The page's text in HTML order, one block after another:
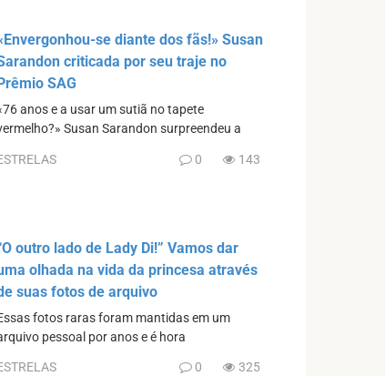
se diante dos fãs!» Susan
criticada por seu traje no
SAG
anos e a usar um sutiã no tapete
Susan Sarandon surpreendeu a
0 143
outro lado de Lady Di!” Vamos dar
olhada na vida da princesa através
suas fotos de arquivo
fotos raras foram mantidas em um
pessoal por anos e é hora
0 325